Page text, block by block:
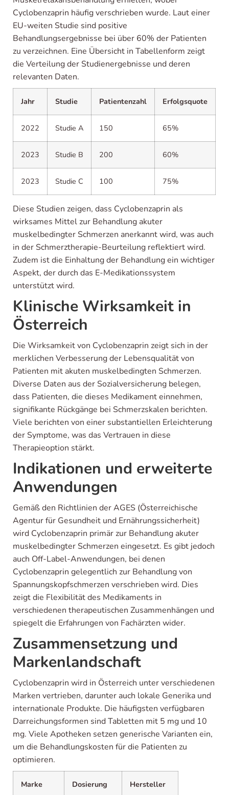
Cyclobenzaprin häufig verschrieben wurde. Laut einer
EU-weiten Studie sind positive
Behandlungsergebnisse bei über 60% der Patienten
zu verzeichnen. Eine Übersicht in Tabellenform zeigt
die Verteilung der Studienergebnisse und deren
relevanten Daten.
Jahr Studie Patientenzahl Erfolgsquote
2022 Studie A 150 65%
2023 Studie B 200 60%
2023 Studie C 100 75%
Diese Studien zeigen, dass Cyclobenzaprin als
wirksames Mittel zur Behandlung akuter
muskelbedingter Schmerzen anerkannt wird, was auch
in der Schmerztherapie-Beurteilung reflektiert wird.
Zudem ist die Einhaltung der Behandlung ein wichtiger
Aspekt, der durch das E-Medikationssystem
unterstützt wird.
Klinische Wirksamkeit in
Österreich
Die Wirksamkeit von Cyclobenzaprin zeigt sich in der
merklichen Verbesserung der Lebensqualität von
Patienten mit akuten muskelbedingten Schmerzen.
Diverse Daten aus der Sozialversicherung belegen,
dass Patienten, die dieses Medikament einnehmen,
signifikante Rückgänge bei Schmerzskalen berichten.
Viele berichten von einer substantiellen Erleichterung
der Symptome, was das Vertrauen in diese
Therapieoption stärkt.
Indikationen und erweiterte
Anwendungen
Gemäß den Richtlinien der AGES (Österreichische
Agentur für Gesundheit und Ernährungssicherheit)
wird Cyclobenzaprin primär zur Behandlung akuter
muskelbedingter Schmerzen eingesetzt. Es gibt jedoch
auch Off-Label-Anwendungen, bei denen
Cyclobenzaprin gelegentlich zur Behandlung von
Spannungskopfschmerzen verschrieben wird. Dies
zeigt die Flexibilität des Medikaments in
verschiedenen therapeutischen Zusammenhängen und
spiegelt die Erfahrungen von Fachärzten wider.
Zusammensetzung und
Markenlandschaft
Cyclobenzaprin wird in Österreich unter verschiedenen
Marken vertrieben, darunter auch lokale Generika und
internationale Produkte. Die häufigsten verfügbaren
Darreichungsformen sind Tabletten mit 5 mg und 10
mg. Viele Apotheken setzen generische Varianten ein,
um die Behandlungskosten für die Patienten zu
optimieren.
Marke Dosierung Hersteller